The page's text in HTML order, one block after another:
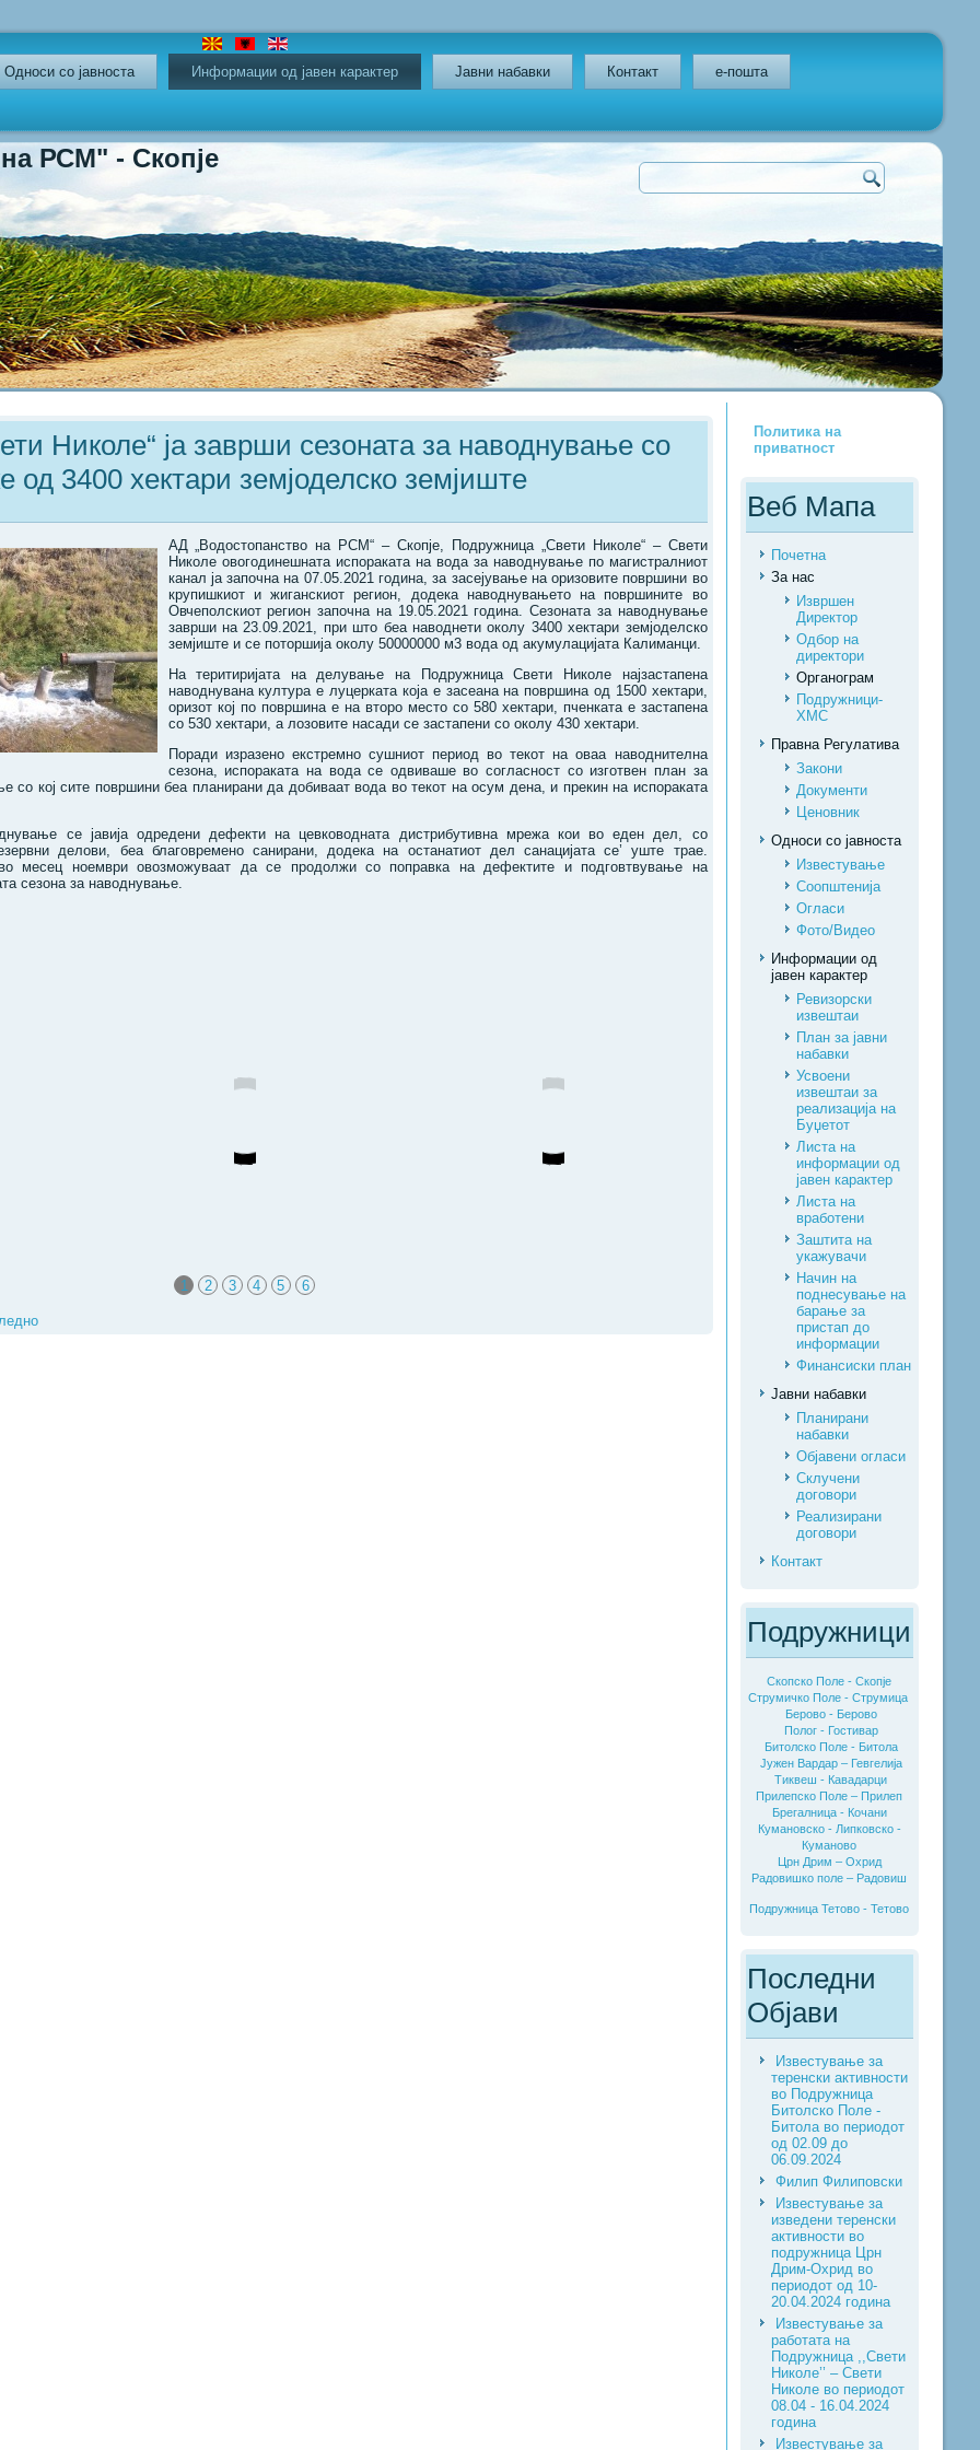
Oдноси со јавноста Информации од јавен карактер Јавни набавки Контакт e-пошта
- Скопје
Николе“ ја заврши сезоната за наводнување со
од 3400 хектари земјоделско земјиште
АД „Водостопанство на РСМ“ – Скопје, Подружница „Свети Николе“ – Свети
Николе овогодинешната испораката на вода за наводнување по магистралниот
канал ја започна на 07.05.2021 година, за засејување на оризовите површини во
крупишкиот и жиганскиот регион, додека наводнувањето на површините во
Овчеполскиот регион започна на 19.05.2021 година. Сезоната за наводнување
заврши на 23.09.2021, при што беа наводнети околу 3400 хектари земјоделско
земјиште и се поторшија околу 50000000 м3 вода од акумулацијата Калиманци.
На теритиријата на делување на Подружница Свети Николе најзастапена
наводнувана култура е луцерката која е засеана на површина од 1500 хектари,
оризот кој по површина е на второ место со 580 хектари, пченката е застапена
со 530 хектари, а лозовите насади се застапени со околу 430 хектари.
Поради изразено екстремно сушниот период во текот на оваа наводнителна
сезона, испораката на вода се одвиваше во согласност со изготвен план за
со кој сите површини беа планирани да добиваат вода во текот на осум дена, и прекин на испораката
се јавија одредени дефекти на цевководната дистрибутивна мрежа кои во еден дел, со
делови, беа благовремено санирани, додека на останатиот дел санацијата се’ уште трае.
месец ноември овозможуваат да се продолжи со поправка на дефектите и подговтвување на
сезона за наводнување.
1 2 3 4 5 6
Политика на
приватност
Веб Мапа
Почетна
За нас
Извршен
Директор
Одбор на
директори
Органограм
Подружници-
ХМС
Правна Регулатива
Закони
Документи
Ценовник
Односи со јавноста
Известување
Соопштенија
Огласи
Фото/Видео
Информации од
јавен карактер
Ревизорски
извештаи
План за јавни
набавки
Усвоени
извештаи за
реализација на
Буџетот
Листа на
информации од
јавен карактер
Листа на
вработени
Заштита на
укажувачи
Начин на
поднесување на
барање за
пристап до
информации
Финансиски план
Јавни набавки
Планирани
набавки
Објавени огласи
Склучени
договори
Реализирани
договори
Контакт
Подружници
Скопско Поле - Скопје
Струмичко Поле - Струмица
Берово - Берово
Полог - Гостивар
Битолско Поле - Битола
Јужен Вардар – Гевгелија
Тиквеш - Кавадарци
Прилепско Поле – Прилеп
Брегалница - Кочани
Кумановско - Липковско -
Куманово
Црн Дрим – Охрид
Радовишко поле – Радовиш
Подружница Тетово - Тетово
Последни
Објави
Известување за
теренски активности
во Подружница
Битолско Поле -
Битола во периодот
од 02.09 до
06.09.2024
Филип Филиповски
Известување за
изведени теренски
активности во
подружница Црн
Дрим-Охрид во
периодот од 10-
20.04.2024 година
Известување за
работата на
Подружница ,,Свети
Николе’’ – Свети
Николе во периодот
08.04 - 16.04.2024
година
Известување за